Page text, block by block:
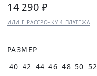
14 290 ₽
ИЛИ В РАССРОЧКУ 4 ПЛАТЕЖА
РАЗМЕР
40 42 44 46 48 50 52